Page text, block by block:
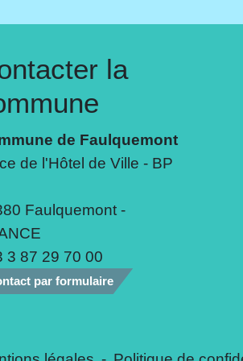
la
de Faulquemont
de l'Hôtel de Ville - BP
Faulquemont -
3 87 29 70 00
par formulaire